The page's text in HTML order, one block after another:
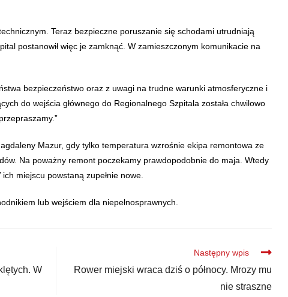
Teraz bezpieczne poruszanie się schodami utrudniają
postanowił więc je zamknąć. W zamieszczonym komunikacie na
bezpieczeństwo oraz z uwagi na trudne warunki atmosferyczne i
do wejścia głównego do Regionalnego Szpitala została chwilowo
Mazur, gdy tylko temperatura wzrośnie ekipa remontowa ze
Na poważny remont poczekamy prawdopodobnie do maja. Wtedy
miejscu powstaną zupełnie nowe.
lub wejściem dla niepełnosprawnych.
W
Następny wpis
Rower miejski wraca dziś o północy. Mrozy mu
nie straszne